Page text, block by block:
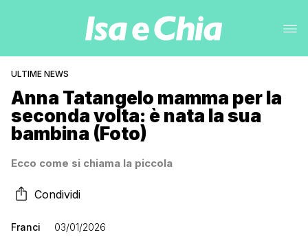
ULTIME NEWS
Anna Tatangelo mamma per la
seconda volta: è nata la sua
bambina (Foto)
Ecco come si chiama la piccola
Condividi
Franci 03/01/2026